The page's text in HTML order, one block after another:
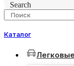
Search
Каталог